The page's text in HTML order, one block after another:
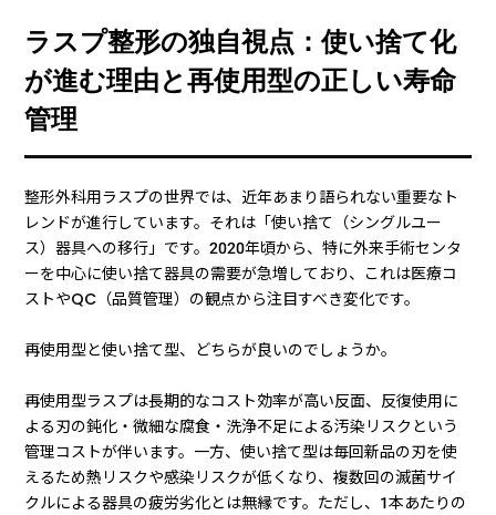
ラスプ整形の独自視点：使い捨て化
が進む理由と再使用型の正しい寿命
管理
整形外科用ラスプの世界では、近年あまり語られない重要なト
レンドが進行しています。それは「使い捨て（シングルユー
ス）器具への移行」です。2020年頃から、特に外来手術センタ
ーを中心に使い捨て器具の需要が急増しており、これは医療コ
ストやQC（品質管理）の観点から注目すべき変化です。
再使用型と使い捨て型、どちらが良いのでしょうか。
再使用型ラスプは長期的なコスト効率が高い反面、反復使用に
よる刃の鈍化・微細な腐食・洗浄不足による汚染リスクという
管理コストが伴います。一方、使い捨て型は毎回新品の刃を使
えるため熱リスクや感染リスクが低くなり、複数回の滅菌サイ
クルによる器具の疲労劣化とは無縁です。ただし、1本あたりの